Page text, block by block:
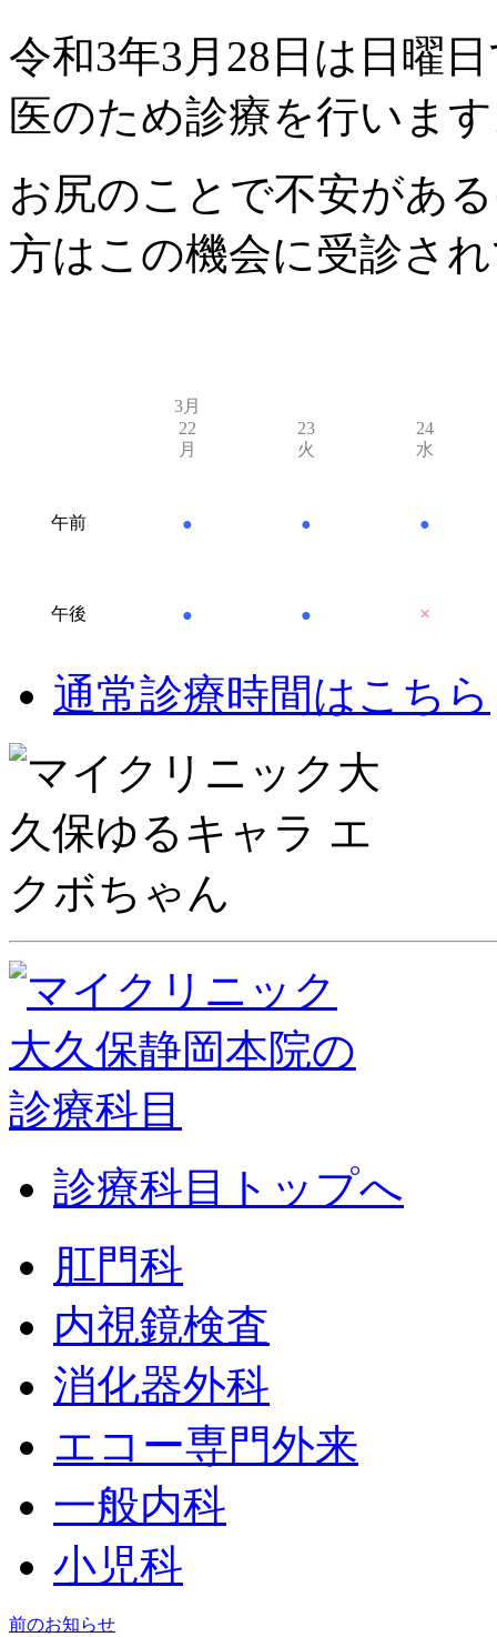
令和3年3月28日は日曜
医のため診療を行いま
お尻のことで不安があ
方はこの機会に受診さ
3月
22
月
23
火
24
水
午前 ● ● ●
午後 ● ● ×
通常診療時間はこちら
診療科目トップへ
肛門科
内視鏡検査
消化器外科
エコー専門外来
一般内科
小児科
前のお知らせ